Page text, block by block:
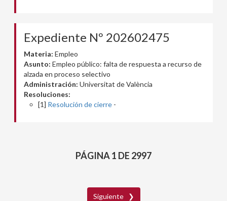
Expediente Nº 202602475
Materia: Empleo
Asunto: Empleo público: falta de respuesta a recurso de
alzada en proceso selectivo
Administración: Universitat de València
Resoluciones:
[1] Resolución de cierre -
PÁGINA 1 DE 2997
Siguiente ❯